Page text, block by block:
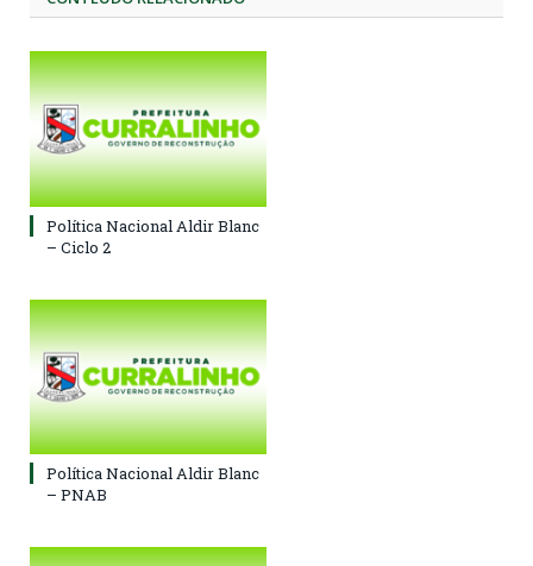
Política Nacional Aldir Blanc
– Ciclo 2
Política Nacional Aldir Blanc
– PNAB